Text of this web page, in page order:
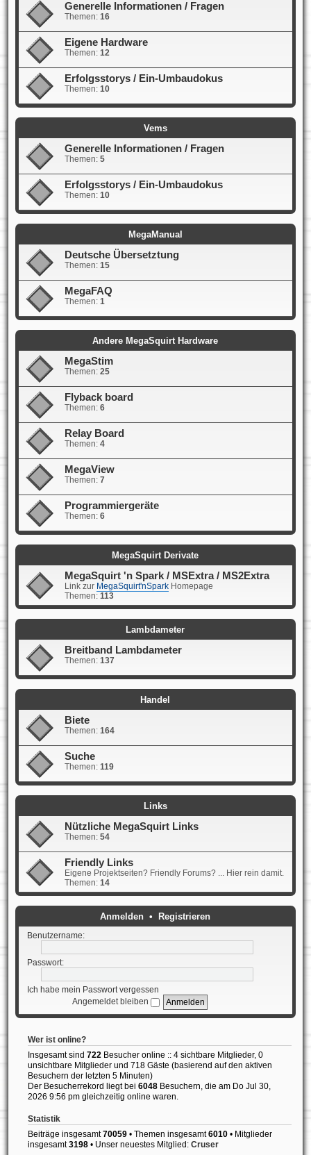
Generelle Informationen / Fragen
Themen: 16
Eigene Hardware
Themen: 12
Erfolgsstorys / Ein-Umbaudokus
Themen: 10
Vems
Generelle Informationen / Fragen
Themen: 5
Erfolgsstorys / Ein-Umbaudokus
Themen: 10
MegaManual
Deutsche Übersetztung
Themen: 15
MegaFAQ
Themen: 1
Andere MegaSquirt Hardware
MegaStim
Themen: 25
Flyback board
Themen: 6
Relay Board
Themen: 4
MegaView
Themen: 7
Programmiergeräte
Themen: 6
MegaSquirt Derivate
MegaSquirt 'n Spark / MSExtra / MS2Extra
Link zur MegaSquirt'nSparkHomepage
Themen: 113
Lambdameter
Breitband Lambdameter
Themen: 137
Handel
Biete
Themen: 164
Suche
Themen: 119
Links
Nützliche MegaSquirt Links
Themen: 54
Friendly Links
Eigene Projektseiten? Friendly Forums? ... Hier rein damit.
Themen: 14
Anmelden • Registrieren
Benutzername:
Passwort:
Ich habe mein Passwort vergessen
Angemeldet bleiben
Wer ist online?
Insgesamt sind 722 Besucher online :: 4 sichtbare Mitglieder, 0
unsichtbare Mitglieder und 718 Gäste (basierend auf den aktiven
Besuchern der letzten 5 Minuten)
Der Besucherrekord liegt bei 6048Besuchern, die am Do Jul 30,
2026 9:56 pm gleichzeitig online waren.
Statistik
Beiträge insgesamt70059• Themen insgesamt6010• Mitglieder
insgesamt3198• Unser neuestes Mitglied: Cruser